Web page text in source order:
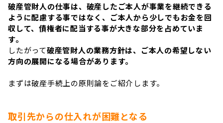
破産管財人の仕事は、破産したご本人が事業を継続できる
ように配慮する事ではなく、ご本人から少しでもお金を回
収して、債権者に配当する事が大きな部分を占めていま
す。
したがって破産管財人の業務方針は、ご本人の希望しない
方向の展開になる場合があります。
まずは破産手続上の原則論をご紹介します。
取引先からの仕入れが困難となる